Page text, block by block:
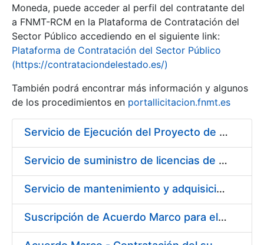
Moneda, puede acceder al perfil del contratante del
a FNMT-RCM en la Plataforma de Contratación del
Sector Público accediendo en el siguiente link:
Plataforma de Contratación del Sector Público
(https://contrataciondelestado.es/)
También podrá encontrar más información y algunos
de los procedimientos en portallicitacion.fnmt.es
Servicio de Ejecución del Proyecto de Diseño, Construcción, Montaje, Desmontaje y Transporte de Stands para las diferentes Ferias Nacionales e Internacionales a celebrar durante 2020
Servicio de suministro de licencias de productos BES12
Servicio de mantenimiento y adquisición de las tapas automáticas HYGOLET instaladas en la FNMT-RCM de Madrid, y el suministro de rollos de plásticos originales
Suscripción de Acuerdo Marco para el Suministro de Material de Ferretería para la Entidad Pública Empresarial Fábrica Nacional de Moneda y Timbre-Real Casa de la Moneda (FNMT-RCM)